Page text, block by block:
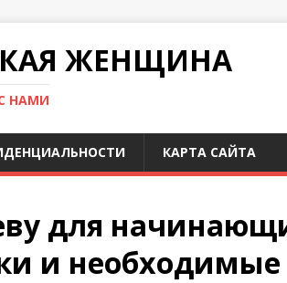
ЖЕНЩИНА
НАМИ
КАРТА САЙТА
для
и необходимые